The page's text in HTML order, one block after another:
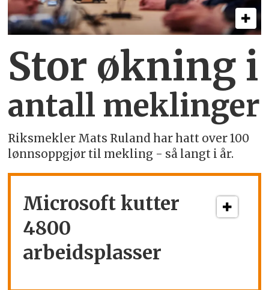
Stor økning i
antall meklinger
Riksmekler Mats Ruland har hatt over 100
lønnsoppgjør til mekling - så langt i år.
Microsoft kutter
4800
arbeidsplasser